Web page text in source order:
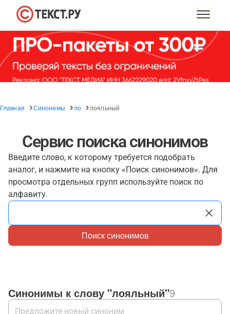
Главная Синонимы ло лояльный
Сервис поиска синонимов
Введите слово, к которому требуется подобрать
аналог, и нажмите на кнопку «Поиск синонимов». Для
просмотра отдельных групп используйте поиск по
алфавиту.
Поиск синонимов
Синонимы к слову "лояльный"9